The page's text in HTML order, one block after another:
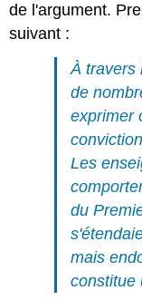
de l'argument.
suivant :
À travers
de
exprimer
Les
du
mais
constitue